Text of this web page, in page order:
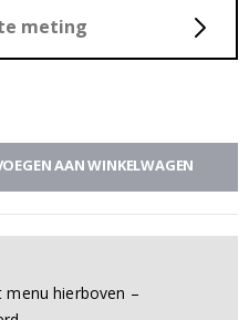
meting
AAN WINKELWAGEN
menu hierboven –